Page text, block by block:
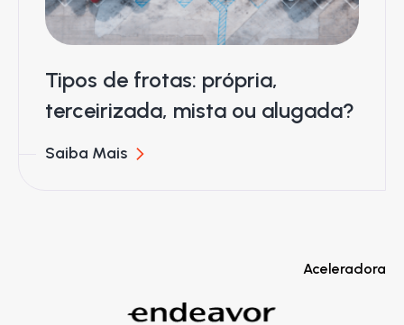
Tipos de frotas: própria,
terceirizada, mista ou alugada?
Saiba Mais
Aceleradora